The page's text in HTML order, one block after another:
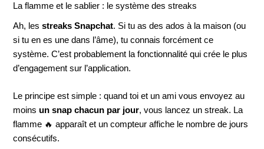
La flamme et le sablier : le système des streaks
Ah, lesstreaks Snapchat. Si tu as des ados à la maison (ou
si tu en es une dans l’âme), tu connais forcément ce
système. C’est probablement la fonctionnalité qui crée le plus
d’engagement sur l’application.
Le principe est simple : quand toi et un ami vous envoyez au
moins un snap chacun par jour, vous lancez un streak. La
flamme 🔥 apparaît et un compteur affiche le nombre de jours
consécutifs.